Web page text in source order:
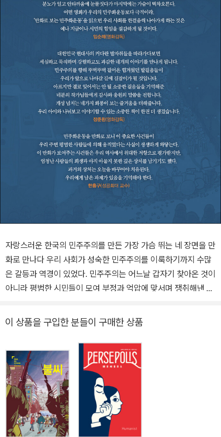
자랑스러운 한국의 민주주의를 만든 가장 가슴 뛰는 네 장면을 만
화로 만나다 우리 사회가 성숙한 민주주의를 이룩하기까지 수많
은 갈등과 역경이 있었다. 민주주의는 어느날 갑자기 찾아온 것이
아니라 평범한 시민들이 모여 부정과 억압에 맞서며 쟁취해낸 것
날의 뜨거움을 생생히 전달하기 위해 기획된 ‘만화로 보는 민주화
홍모, 윤태호, 마영신, 유승하 네 작가가 참여해 제주4·3, 4·19혁
명, 5·18민주화운동, 6·10민주항쟁을 그렸다. 4·19혁명 60주년,
5‧18민주화운동 40주년을 맞은 2020년, 오래전 그날을 기억하
고 지금 우리 사회의 민주주의를 진단하기 위해 그 어느 때보다
절실한 책이다. 기획에 참여한 김홍모, 윤태호, 마영신, 유승하 네
작가는 각각 제주4·3, 4·19혁명, 5·18민주화운동, 6·10민주항쟁
을 저마다의 방식으로 그렸다. 김홍모는 제주 해녀들의 항일시위
이 상품을 구입한 분들이 구매한 상품